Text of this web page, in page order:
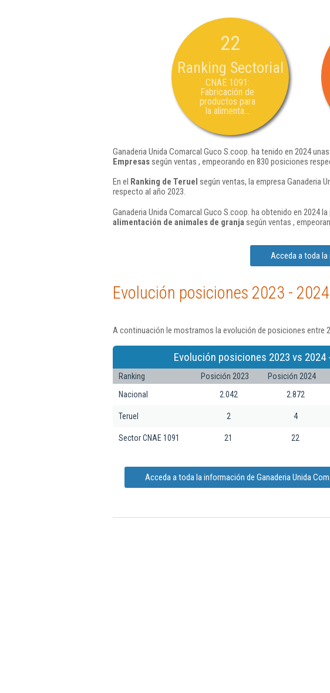
22
Ranking Sectorial
CNAE 1091:
Fabricación de
productos para
la alimenta...
Ganaderia Unida Comarcal Guco S.coop. ha tenido en 2024
Empresassegún ventas , empeorando en 830 posiciones
En el Ranking de Teruel según ventas, la empresa Ganaderia
respecto al año 2023.
Ganaderia Unida Comarcal Guco S.coop. ha obtenido en 2024
alimentación de animales de granja según ventas ,
Acceda a toda la
Evolución posiciones 2023 - 2024
A continuación le mostramos la evolución de posiciones entre
Evolución posiciones 2023 vs 2024
Ranking Posición 2023 Posición 2024
Nacional
2.042 2.872
Teruel 2 4
Sector CNAE 1091 21 22
Acceda a toda la información de Ganaderia Unida